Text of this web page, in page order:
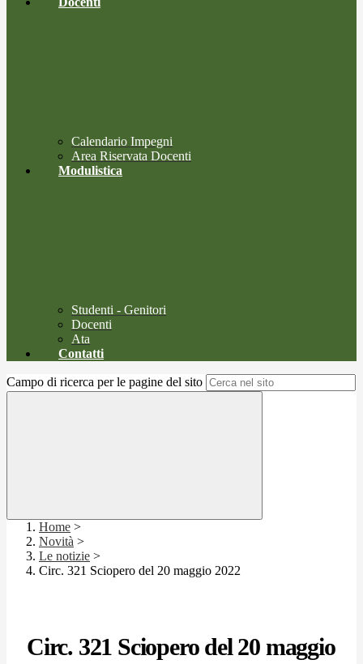
Calendario Impegni
Area Riservata Docenti
Modulistica
Studenti - Genitori
Docenti
Ata
Contatti
Campo di ricerca per le pagine del sito
Home >
Novità >
Le notizie >
Circ. 321 Sciopero del 20 maggio 2022
Circ. 321 Sciopero del 20 maggio